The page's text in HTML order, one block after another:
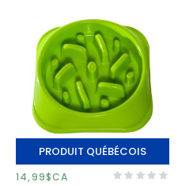
PRODUIT QUÉBÉCOIS
14,99$CA